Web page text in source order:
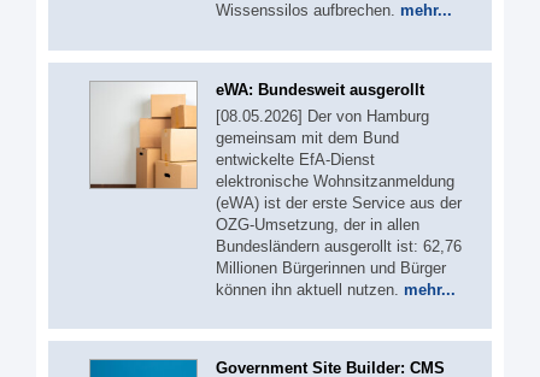
Wissenssilos aufbrechen. mehr...
eWA: Bundesweit ausgerollt
[08.05.2026] Der von Hamburg
gemeinsam mit dem Bund
entwickelte EfA-Dienst
elektronische Wohnsitzanmeldung
(eWA) ist der erste Service aus der
OZG-Umsetzung, der in allen
Bundesländern ausgerollt ist: 62,76
Millionen Bürgerinnen und Bürger
können ihn aktuell nutzen. mehr...
Government Site Builder: CMS